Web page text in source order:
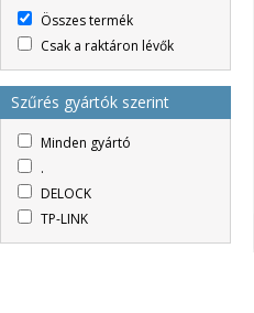
Összes termék
Csak a raktáron lévők
Szűrés gyártók szerint
Minden gyártó
.
DELOCK
TP-LINK